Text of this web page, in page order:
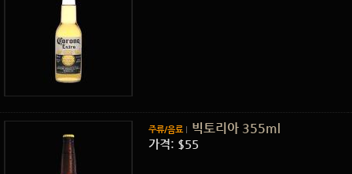
주류/음료 빅토리아 355ml
가격: $55